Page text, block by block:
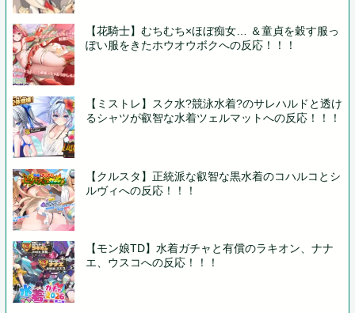
【花騎士】むちむち×ほぼ痴女… ＆童貞を穀す服っ
ぽい服をきたホウオウボクへの反応！！！
【ミストレ】スク水?競泳水着?のサレハルドと透け
るシャツが叡智な水着ツェルマットへの反応！！！
【クルスタ】正統派な叡智な黒水着のコハルコとシ
ルヴィへの反応！！！
【モン娘TD】水着ガチャと有償のラキオン、ナナ
エ、ウスコへの反応！！！